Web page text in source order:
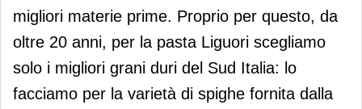
migliori materie prime. Proprio per questo, da
oltre 20 anni, per la pasta Liguori scegliamo
solo i migliori grani duri del Sud Italia: lo
facciamo per la varietà di spighe fornita dalla